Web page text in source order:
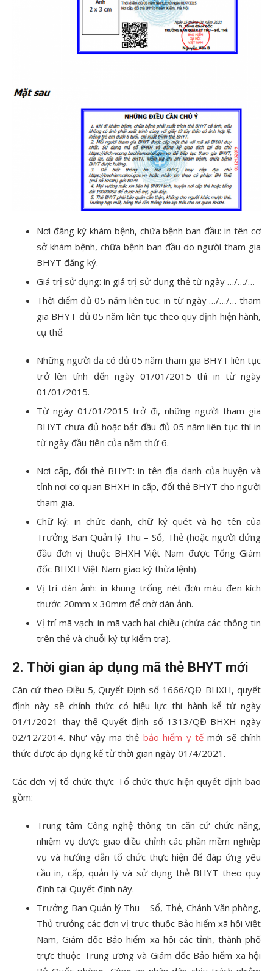
Nơi đăng ký khám bệnh, chữa bệnh ban đầu: in tên cơ
sở khám bệnh, chữa bệnh ban đầu do người tham gia
BHYT đăng ký.
Giá trị sử dụng: in giá trị sử dụng thẻ từ ngày …/…/…
Thời điểm đủ 05 năm liên tục: in từ ngày …/…/… tham
gia BHYT đủ 05 năm liên tục theo quy định hiện hành,
cụ thể:
Những người đã có đủ 05 năm tham gia BHYT liên tục
trở lên tính đến ngày 01/01/2015 thì in từ ngày
01/01/2015.
Từ ngày 01/01/2015 trở đi, những người tham gia
BHYT chưa đủ hoặc bắt đầu đủ 05 năm liên tục thì in
từ ngày đầu tiên của năm thứ 6.
Nơi cấp, đổi thẻ BHYT: in tên địa danh của huyện và
tỉnh nơi cơ quan BHXH in cấp, đổi thẻ BHYT cho người
tham gia.
Chữ ký: in chức danh, chữ ký quét và họ tên của
Trưởng Ban Quản lý Thu – Sổ, Thẻ (hoặc người đứng
đầu đơn vị thuộc BHXH Việt Nam được Tổng Giám
đốc BHXH Việt Nam giao ký thừa lệnh).
Vị trí dán ảnh: in khung trống nét đơn màu đen kích
thước 20mm x 30mm để chờ dán ảnh.
Vị trí mã vạch: in mã vạch hai chiều (chứa các thông tin
trên thẻ và chuỗi ký tự kiểm tra).
2. Thời gian áp dụng mã thẻ BHYT mới
Căn cứ theo Điều 5, Quyết Định số 1666/QĐ-BHXH, quyết
định này sẽ chính thức có hiệu lực thi hành kể từ ngày
01/1/2021 thay thế Quyết định số 1313/QĐ-BHXH ngày
02/12/2014. Như vậy mã thẻ bảo hiểm y tếmới sẽ chính
thức được áp dụng kể từ thời gian ngày 01/4/2021.
Các đơn vị tổ chức thực Tổ chức thực hiện quyết định bao
gồm:
Trung tâm Công nghệ thông tin căn cứ chức năng,
nhiệm vụ được giao điều chỉnh các phần mềm nghiệp
vụ và hướng dẫn tổ chức thực hiện để đáp ứng yêu
cầu in, cấp, quản lý và sử dụng thẻ BHYT theo quy
định tại Quyết định này.
Trưởng Ban Quản lý Thu – Sổ, Thẻ, Chánh Văn phòng,
Thủ trưởng các đơn vị trực thuộc Bảo hiểm xã hội Việt
Nam, Giám đốc Bảo hiểm xã hội các tỉnh, thành phố
trực thuộc Trung ương và Giám đốc Bảo hiểm xã hội